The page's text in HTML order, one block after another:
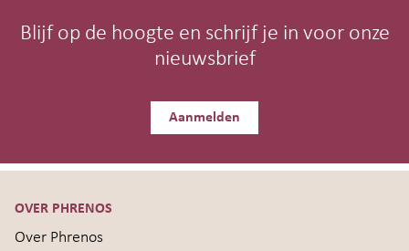
Blijf op de hoogte en schrijf je in voor onze
nieuwsbrief
Aanmelden
OVER PHRENOS
Over Phrenos